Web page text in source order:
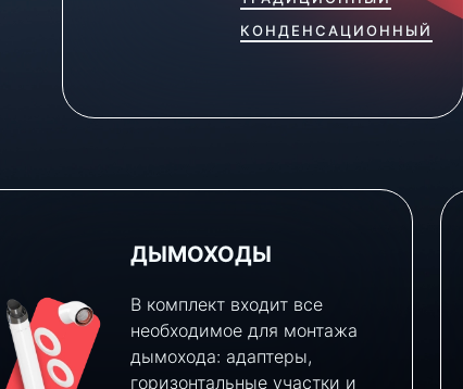
КОНДЕНСАЦИОННЫЙ
ДЫМОХОДЫ
В комплект входит все
необходимое для монтажа
дымохода: адаптеры,
горизонтальные участки и